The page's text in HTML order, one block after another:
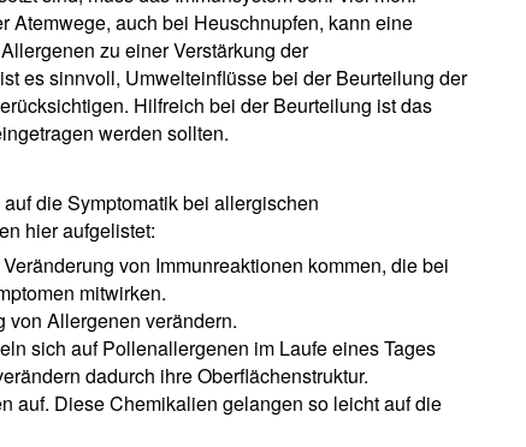
auch bei Heuschnupfen, kann eine
zu einer Verstärkung der
es sinnvoll, Umwelteinflüsse bei der Beurteilung der
Hilfreich bei der Beurteilung ist das
werden sollten.
die Symptomatik bei allergischen
hier aufgelistet:
von Immunreaktionen kommen, die bei
mitwirken.
Allergenen verändern.
sich auf Pollenallergenen im Laufe eines Tages
dadurch ihre Oberflächenstruktur.
auf. Diese Chemikalien gelangen so leicht auf die